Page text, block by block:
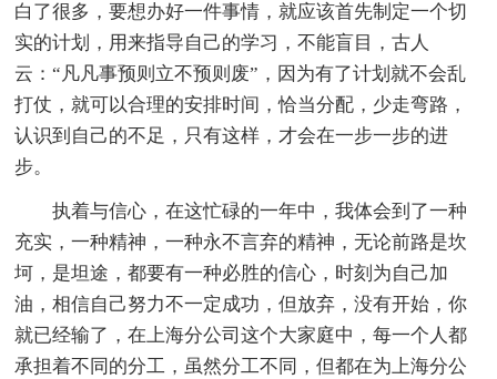
白了很多，要想办好一件事情，就应该首先制定一个切
实的计划，用来指导自己的学习，不能盲目，古人
云：“凡凡事预则立不预则废”，因为有了计划就不会乱
打仗，就可以合理的安排时间，恰当分配，少走弯路，
认识到自己的不足，只有这样，才会在一步一步的进
步。
执着与信心，在这忙碌的一年中，我体会到了一种
充实，一种精神，一种永不言弃的精神，无论前路是坎
坷，是坦途，都要有一种必胜的信心，时刻为自己加
油，相信自己努力不一定成功，但放弃，没有开始，你
就已经输了，在上海分公司这个大家庭中，每一个人都
承担着不同的分工，虽然分工不同，但都在为上海分公